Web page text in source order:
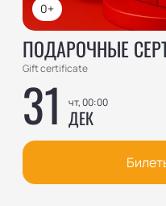
0+
ПОДАРОЧНЫЕ
Gift certificate
31 чт, 00:00
ДЕК